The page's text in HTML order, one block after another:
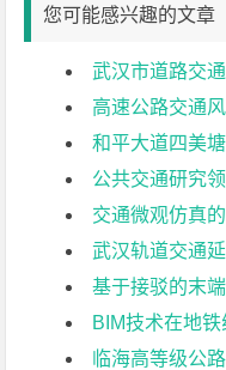
您可能感兴趣的文章
武汉市道路交
高速公路交通
和平大道四美塘
公共交通研究
交通微观仿真
武汉轨道交通延
基于接驳的末
BIM技术在地
临海高等级公路射